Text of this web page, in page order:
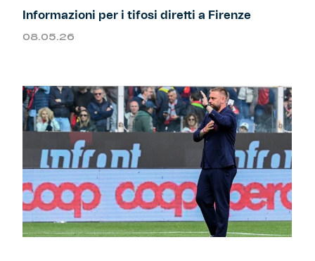
Informazioni per i tifosi diretti a Firenze
08.05.26